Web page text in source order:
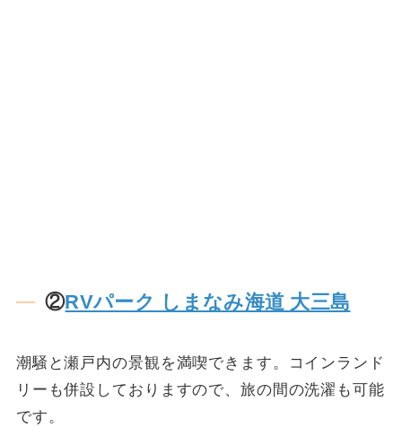
②RVパーク しまなみ海道 大三島
潮騒と瀬戸内の景観を満喫できます。コインランド
リーも併設しておりますので、旅の間の洗濯も可能
です。